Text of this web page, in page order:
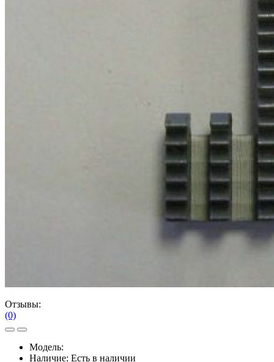
Отзывы:
(0)
Модель:
Наличие: Есть в наличии